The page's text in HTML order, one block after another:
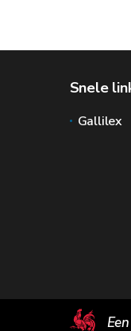
Snele
Gallilex